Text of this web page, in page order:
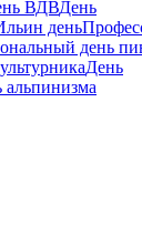
ВДВДень
день
день
День
альпинизма